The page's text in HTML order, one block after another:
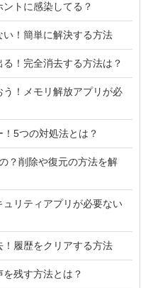
トに感染してる？
！簡単に解決する方法
！完全消去する方法は？
！メモリ解放アプリが必
5つの対処法とは？
？削除や復元の方法を解
リティアプリが必要ない
履歴をクリアする方法
残す方法とは？